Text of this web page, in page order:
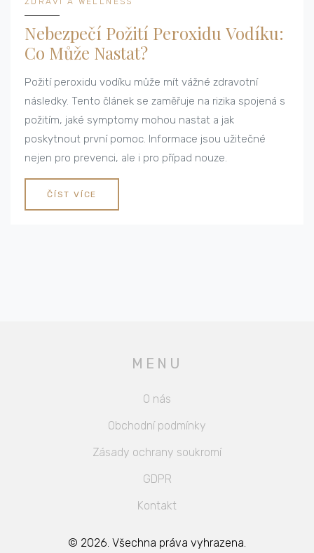
Nebezpečí Požití Peroxidu Vodíku:
Co Může Nastat?
Požití peroxidu vodíku může mít vážné zdravotní
následky. Tento článek se zaměřuje na rizika spojená s
požitím, jaké symptomy mohou nastat a jak
poskytnout první pomoc. Informace jsou užitečné
nejen pro prevenci, ale i pro případ nouze.
ČÍST VÍCE
MENU
O nás
Obchodní podmínky
Zásady ochrany soukromí
GDPR
Kontakt
© 2026. Všechna práva vyhrazena.